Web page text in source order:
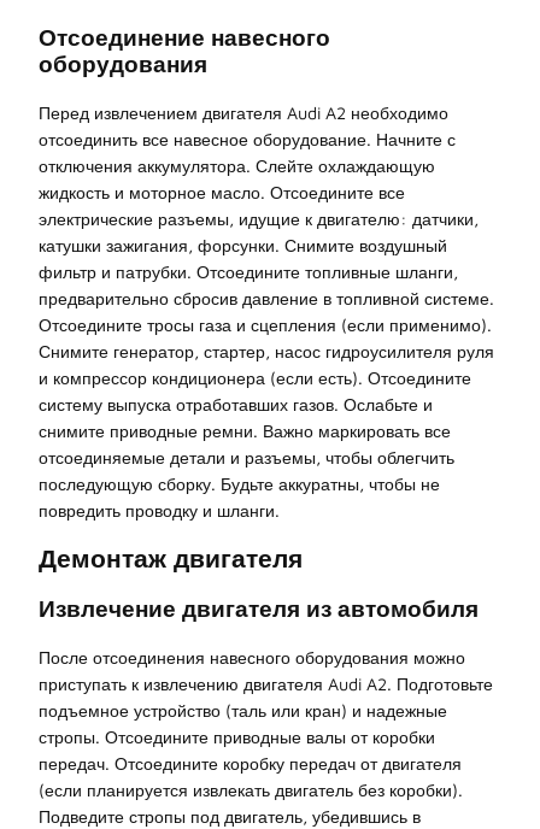
Отсоединение навесного
оборудования
Перед извлечением двигателя Audi A2 необходимо
отсоединить все навесное оборудование. Начните с
отключения аккумулятора. Слейте охлаждающую
жидкость и моторное масло. Отсоедините все
электрические разъемы, идущие к двигателю: датчики,
катушки зажигания, форсунки. Снимите воздушный
фильтр и патрубки. Отсоедините топливные шланги,
предварительно сбросив давление в топливной системе.
Отсоедините тросы газа и сцепления (если применимо).
Снимите генератор, стартер, насос гидроусилителя руля
и компрессор кондиционера (если есть). Отсоедините
систему выпуска отработавших газов. Ослабьте и
снимите приводные ремни. Важно маркировать все
отсоединяемые детали и разъемы, чтобы облегчить
последующую сборку. Будьте аккуратны, чтобы не
повредить проводку и шланги.
Демонтаж двигателя
Извлечение двигателя из автомобиля
После отсоединения навесного оборудования можно
приступать к извлечению двигателя Audi A2. Подготовьте
подъемное устройство (таль или кран) и надежные
стропы. Отсоедините приводные валы от коробки
передач. Отсоедините коробку передач от двигателя
(если планируется извлекать двигатель без коробки).
Подведите стропы под двигатель, убедившись в